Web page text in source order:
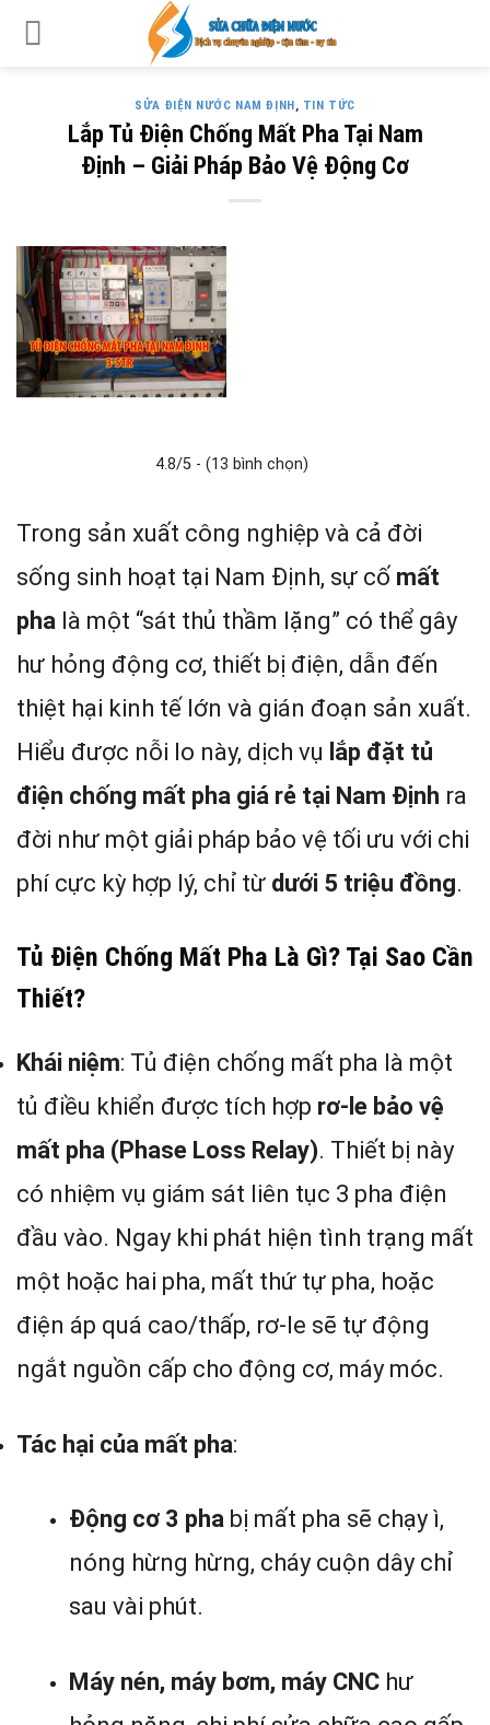
SỬA ĐIỆN NƯỚC NAM ĐỊNH, TIN TỨC
Lắp Tủ Điện Chống Mất Pha Tại Nam
Định – Giải Pháp Bảo Vệ Động Cơ
4.8/5 - (13 bình chọn)
Trong sản xuất công nghiệp và cả đời
sống sinh hoạt tại Nam Định, sự cố mất
pha là một “sát thủ thầm lặng” có thể gây
hư hỏng động cơ, thiết bị điện, dẫn đến
thiệt hại kinh tế lớn và gián đoạn sản xuất.
Hiểu được nỗi lo này, dịch vụ lắp đặt tủ
điện chống mất pha giá rẻ tại Nam Định ra
đời như một giải pháp bảo vệ tối ưu với chi
phí cực kỳ hợp lý, chỉ từ dưới 5 triệu đồng.
Tủ Điện Chống Mất Pha Là Gì? Tại Sao Cần
Thiết?
Khái niệm: Tủ điện chống mất pha là một
tủ điều khiển được tích hợp rơ-le bảo vệ
mất pha (Phase Loss Relay). Thiết bị này
có nhiệm vụ giám sát liên tục 3 pha điện
đầu vào. Ngay khi phát hiện tình trạng mất
một hoặc hai pha, mất thứ tự pha, hoặc
điện áp quá cao/thấp, rơ-le sẽ tự động
ngắt nguồn cấp cho động cơ, máy móc.
Tác hại của mất pha:
Động cơ 3 pha bị mất pha sẽ chạy ì,
nóng hừng hừng, cháy cuộn dây chỉ
sau vài phút.
Máy nén, máy bơm, máy CNC hư